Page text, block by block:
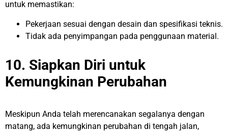
untuk memastikan:
Pekerjaan sesuai dengan desain dan spesifikasi teknis.
Tidak ada penyimpangan pada penggunaan material.
10. Siapkan Diri untuk
Kemungkinan Perubahan
Meskipun Anda telah merencanakan segalanya dengan
matang, ada kemungkinan perubahan di tengah jalan,